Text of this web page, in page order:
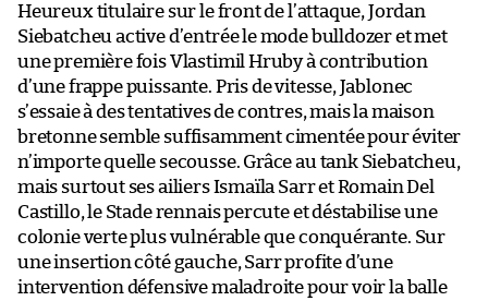
Heureux titulaire sur le front de l’attaque, Jordan
Siebatcheu active d’entrée le mode bulldozer et met
une première fois Vlastimil Hruby à contribution
d’une frappe puissante. Pris de vitesse, Jablonec
s’essaie à des tentatives de contres, mais la maison
bretonne semble suffisamment cimentée pour éviter
n’importe quelle secousse. Grâce au tank Siebatcheu,
mais surtout ses ailiers Ismaïla Sarr et Romain Del
Castillo, le Stade rennais percute et déstabilise une
colonie verte plus vulnérable que conquérante. Sur
une insertion côté gauche, Sarr profite d’une
intervention défensive maladroite pour voir la balle